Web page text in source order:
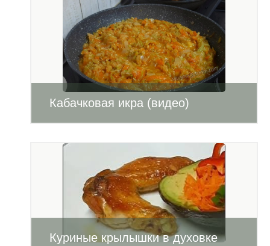
Кабачковая икра (видео)
Куриные крылышки в духовке